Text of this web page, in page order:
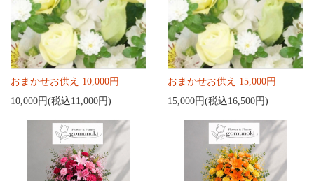
おまかせお供え 10,000円
10,000円(税込11,000円)
おまかせお供え 15,000円
15,000円(税込16,500円)